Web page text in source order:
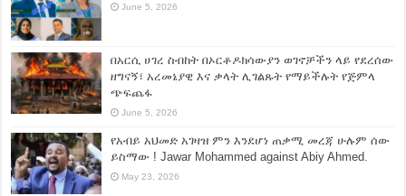
June 5, 2026
በአርሲ ሀገረ ስብከት በኦርቶዶክሳውያን ወገኖቻችን ላይ የደረሰው
ዘግናኝ፣ አረመኔያዊ እና ቃላት ሊገልጹት የማይችሉት የጅምላ
ጭፍጨፋ
June 5, 2026
የአብይ አህመድ አገዛዝ ምን እንደሆነ ጠቃሚ መረጃ ሁሉም ሰው
ይስማው ! Jawar Mohammed against Abiy Ahmed.
May 23, 2026